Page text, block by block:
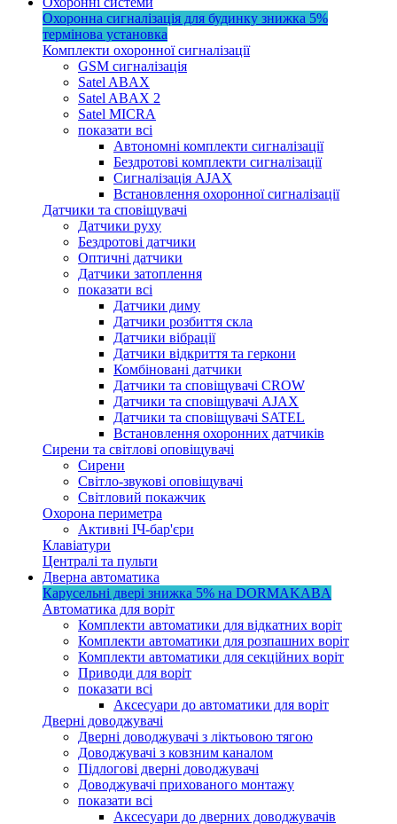
Охоронна сигналізація для будинку знижка 5%
термінова установка
Комплекти охоронної сигналізації
GSM сигналізація
Satel ABAX
Satel ABAX 2
Satel MICRA
показати всі
Автономні комплекти сигналізації
Бездротові комплекти сигналізації
Сигналізація AJAX
Встановлення охоронної сигналізації
Датчики та сповіщувачі
Датчики руху
Бездротові датчики
Оптичні датчики
Датчики затоплення
показати всі
Датчики диму
Датчики розбиття скла
Датчики вібрації
Датчики відкриття та геркони
Комбіновані датчики
Датчики та сповіщувачі CROW
Датчики та сповіщувачі AJAX
Датчики та сповіщувачі SATEL
Встановлення охоронних датчиків
Сирени та світлові оповіщувачі
Сирени
Світло-звукові оповіщувачі
Світловий покажчик
Охорона периметра
Активні ІЧ-бар'єри
Клавіатури
Централі та пульти
Дверна автоматика
Карусельні двері знижка 5% на DORMAKABA
Автоматика для воріт
Комплекти автоматики для відкатних воріт
Комплекти автоматики для розпашних воріт
Комплекти автоматики для секційних воріт
Приводи для воріт
показати всі
Аксесуари до автоматики для воріт
Дверні доводжувачі
Дверні доводжувачі з ліктьовою тягою
Доводжувачі з ковзним каналом
Підлогові дверні доводжувачі
Доводжувачі прихованого монтажу
показати всі
Аксесуари до дверних доводжувачів